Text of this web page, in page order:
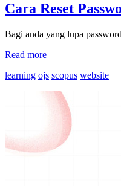
Cara Reset
Bagi anda yang lupa
Read more
learning ojs scopus website